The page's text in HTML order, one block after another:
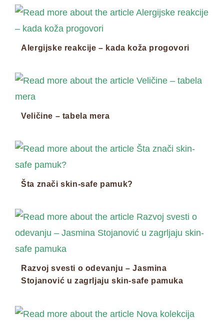
Alergijske reakcije – kada koža progovori
Veličine – tabela mera
Šta znači skin-safe pamuk?
Razvoj svesti o odevanju – Jasmina
Stojanović u zagrljaju skin-safe pamuka